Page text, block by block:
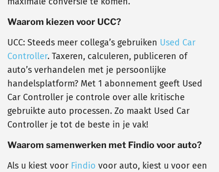
Waarom kiezen voor UCC?
UCC: Steeds meer collega’s gebruiken Used Car
Controller. Taxeren, calculeren, publiceren of
auto’s verhandelen met je persoonlijke
handelsplatform? Met 1 abonnement geeft Used
Car Controller je controle over alle kritische
gebruikte auto processen. Zo maakt Used Car
Controller je tot de beste in je vak!
Waarom samenwerken met Findio voor auto?
Als u kiest voor Findio voor auto, kiest u voor een